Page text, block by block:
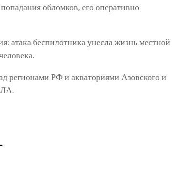
обломков, его оперативно
атака беспилотника унесла жизнь местной
регионами РФ и акваториями Азовского и